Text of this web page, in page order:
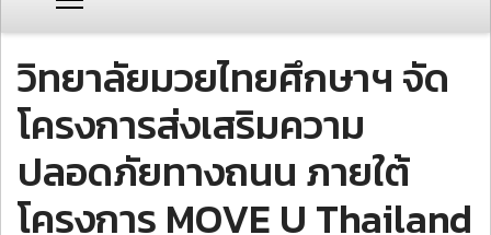
วิทยาลัยมวยไทยศึกษาฯ จัด
โครงการส่งเสริมความ
ปลอดภัยทางถนน ภายใต้
โครงการ MOVE U Thailand